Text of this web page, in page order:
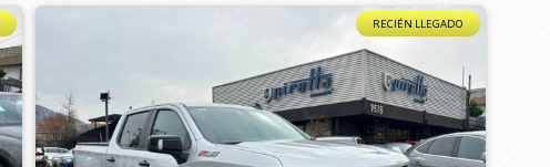
RECIÉN LLEGADO